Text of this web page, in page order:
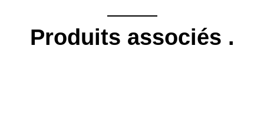
Produits associés .